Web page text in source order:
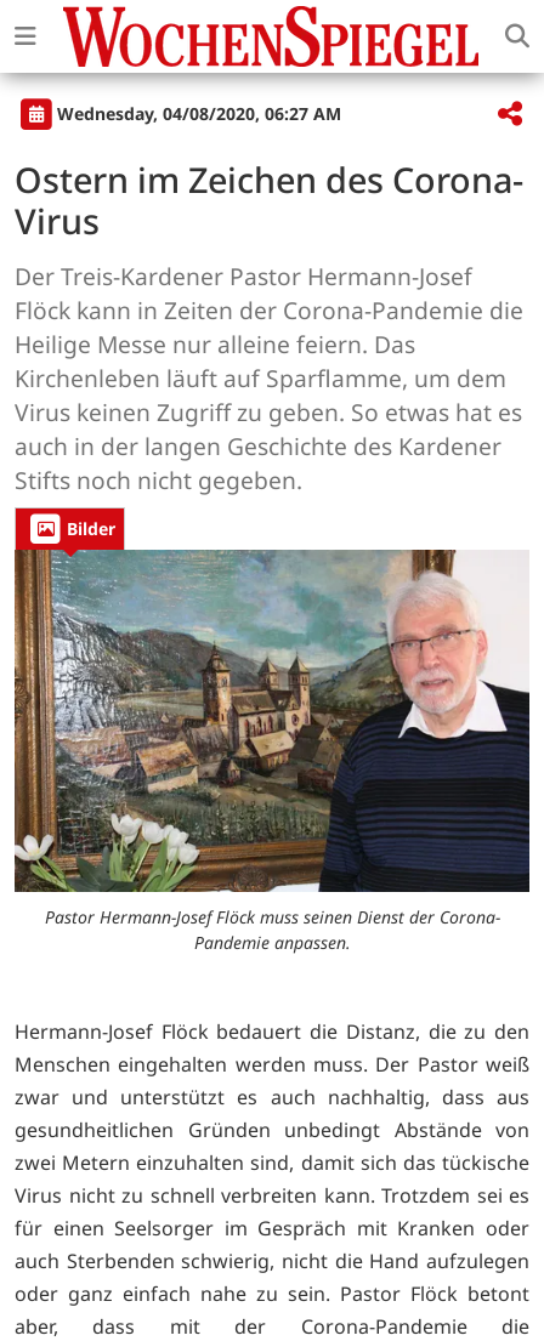
Wednesday, 04/08/2020, 06:27 AM
Ostern im Zeichen des Corona-
Virus
Der Treis-Kardener Pastor Hermann-Josef
Flöck kann in Zeiten der Corona-Pandemie die
Heilige Messe nur alleine feiern. Das
Kirchenleben läuft auf Sparflamme, um dem
Virus keinen Zugriff zu geben. So etwas hat es
auch in der langen Geschichte des Kardener
Stifts noch nicht gegeben.
Bilder
Pastor Hermann-Josef Flöck muss seinen Dienst der Corona-
Pandemie anpassen.
Hermann-Josef Flöck bedauert die Distanz, die zu den
Menschen eingehalten werden muss. Der Pastor weiß
zwar und unterstützt es auch nachhaltig, dass aus
gesundheitlichen Gründen unbedingt Abstände von
zwei Metern einzuhalten sind, damit sich das tückische
Virus nicht zu schnell verbreiten kann. Trotzdem sei es
für einen Seelsorger im Gespräch mit Kranken oder
auch Sterbenden schwierig, nicht die Hand aufzulegen
oder ganz einfach nahe zu sein. Pastor Flöck betont
aber, dass mit der Corona-Pandemie die